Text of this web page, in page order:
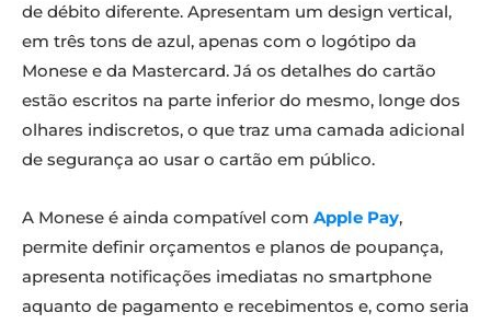
de débito diferente. Apresentam um design vertical,
em três tons de azul, apenas com o logótipo da
Monese e da Mastercard. Já os detalhes do cartão
estão escritos na parte inferior do mesmo, longe dos
olhares indiscretos, o que traz uma camada adicional
de segurança ao usar o cartão em público.
A Monese é ainda compatível com Apple Pay,
permite definir orçamentos e planos de poupança,
apresenta notificações imediatas no smartphone
aquanto de pagamento e recebimentos e, como seria